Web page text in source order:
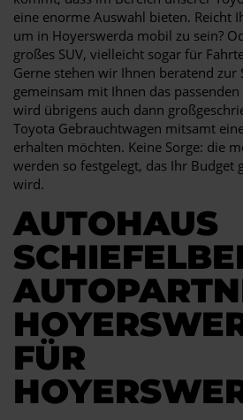
eine enorme Auswahl bieten. Reicht
um in Hoyerswerda mobil zu sein?
großes SUV, vielleicht sogar für
Gerne stehen wir Ihnen beratend zur
gemeinsam mit Ihnen das
wird übrigens auch dann
Toyota Gebrauchtwagen mitsamt
erhalten möchten. Keine Sorge: die
werden so festgelegt, das Ihr Budget
wird.
AUTOHAUS
FÜR